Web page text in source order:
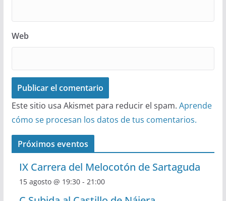
Web
Este sitio usa Akismet para reducir el spam. Aprende
cómo se procesan los datos de tus comentarios.
Próximos eventos
IX Carrera del Melocotón de Sartaguda
15 agosto @ 19:30- 21:00